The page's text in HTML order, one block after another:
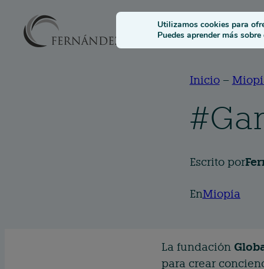
Inicio–
Escrito por
EnMiopía
La fundación
para crear
Utilizamos cookies para
Puedes aprender más